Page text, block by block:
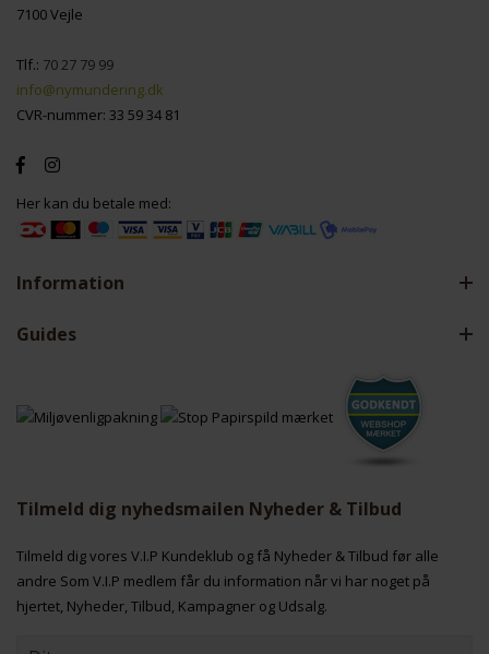
7100 Vejle
Tlf.: 70 27 79 99
info@nymundering.dk
CVR-nummer: 33 59 34 81
Her kan du betale med:
Information
Guides
Tilmeld dig nyhedsmailen Nyheder & Tilbud
Tilmeld dig vores V.I.P Kundeklub og få Nyheder & Tilbud før alle
andre Som V.I.P medlem får du information når vi har noget på
hjertet, Nyheder, Tilbud, Kampagner og Udsalg.